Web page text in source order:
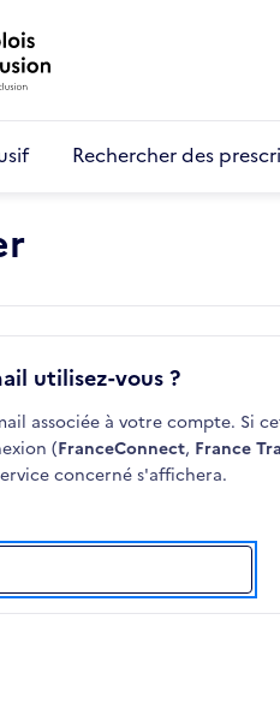
Rechercher des
utilisez-vous ?
associée à votre compte. Si
(FranceConnect, France
concerné s'affichera.